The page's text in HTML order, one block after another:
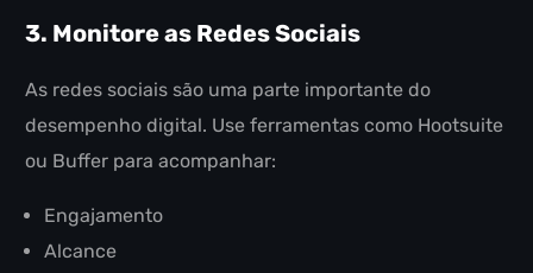
3. Monitore as Redes Sociais
As redes sociais são uma parte importante do
desempenho digital. Use ferramentas como Hootsuite
ou Buffer para acompanhar:
Engajamento
Alcance